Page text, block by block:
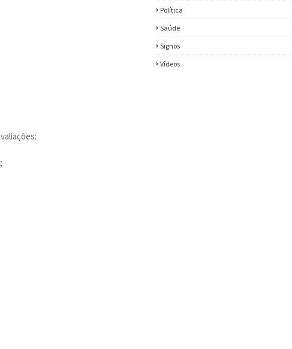
Política
Saúde
Signos
Vídeos